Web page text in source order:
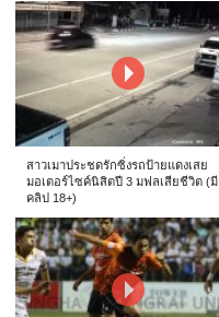
สาวเมาประชดรักซิ่งรถป้ายแดงเสย
มอเตอร์ไซค์นิสิตปี 3 มฟลเสียชีวิต (มี
คลิป 18+)